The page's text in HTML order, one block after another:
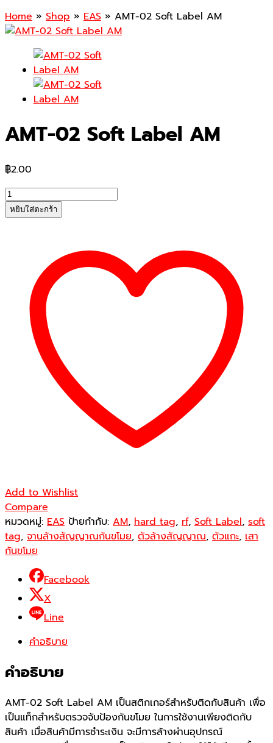
Home » Shop » EAS » AMT-02 Soft Label AM
AMT-02 Soft Label AM
฿2.00
จำนวน
AMT-
หยิบใส่ตะกร้า
Add to Wishlist
Compare
หมวดหมู่: EAS ป้ายกำกับ: AM, hard tag, rf, Soft Label, soft
tag, จานล้างสัญญาณกันขโมย, ตัวล้างสัญญาณ, ตัวแกะ, เสา
กันขโมย
Facebook
X
Line
คำอธิบาย
คำอธิบาย
AMT-02 Soft Label AM เป็นสติกเกอร์สำหรับติดกับสินค้า เพื่อ
เป็นแท็กสำหรับตรวจจับป้องกันขโมย ในการใช้งานเพียงติดกับ
สินค้า เมื่อสินค้ามีการชำระเงิน จะมีการล้างผ่านอุปกรณ์